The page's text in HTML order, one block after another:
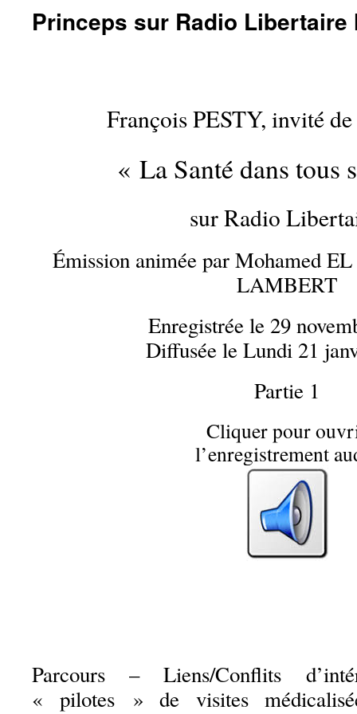
Princeps sur Radio Libertaire
François PESTY, invité
« La Santé dans tous
sur Radio
Émission animée par Mohamed
LAMBERT
Enregistrée le 29
Diffusée le Lundi 21
Partie 1
Cliquer pour
l’enregistrement
Parcours – Liens/Conflits
« pilotes » de visites